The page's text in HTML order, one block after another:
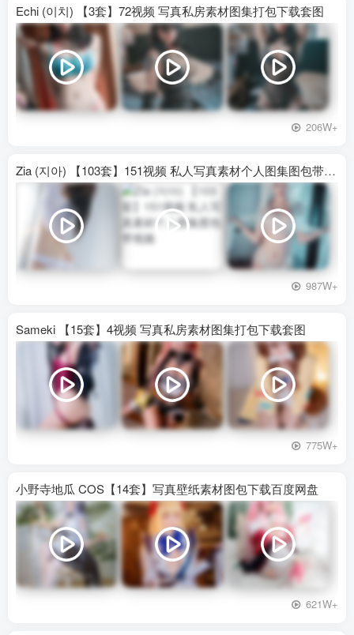
Echi (이치) 【3套】72视频 写真私房素材图集打包下载套图
206W+
Zia (지아) 【103套】151视频 私人写真素材个人图集图包带视频
987W+
Sameki 【15套】4视频 写真私房素材图集打包下载套图
775W+
小野寺地瓜 COS【14套】写真壁纸素材图包下载百度网盘
621W+